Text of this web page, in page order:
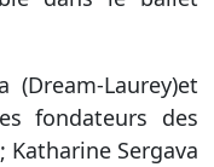
(Dream-Laurey)et
fondateurs des
Katharine Sergava